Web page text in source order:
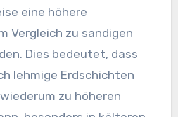
eine höhere
Vergleich zu sandigen
Dies bedeutet, dass
lehmige Erdschichten
zu höheren